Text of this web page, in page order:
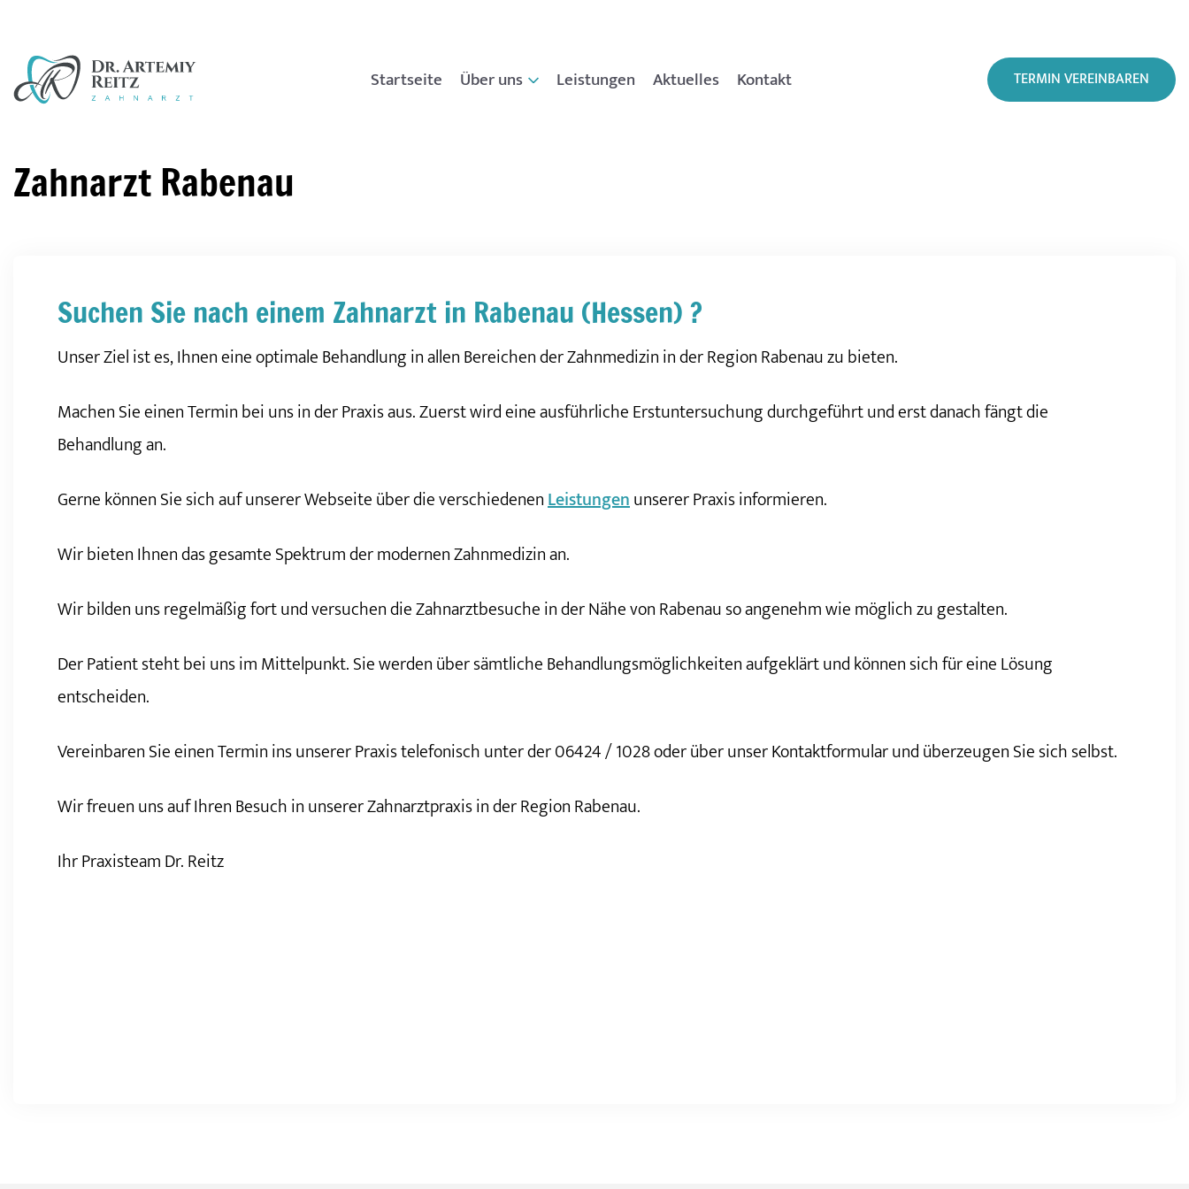
Startseite
Über uns
Leistungen
Aktuelles Kontakt TERMIN VEREINBAREN
Zahnarzt Rabenau
Suchen Sie nach einem Zahnarzt in Rabenau (Hessen) ?
Unser Ziel ist es, Ihnen eine optimale Behandlung in allen Bereichen der Zahnmedizin in der Region Rabenau zu bieten.
Machen Sie einen Termin bei uns in der Praxis aus. Zuerst wird eine ausführliche Erstuntersuchung durchgeführt und erst danach fängt die
Behandlung an.
Gerne können Sie sich auf unserer Webseite über die verschiedenenLeistungenunserer Praxis informieren.
Wir bieten Ihnen das gesamte Spektrum der modernen Zahnmedizin an.
Wir bilden uns regelmäßig fort und versuchen die Zahnarztbesuche in der Nähe von Rabenau so angenehm wie möglich zu gestalten.
Der Patient steht bei uns im Mittelpunkt. Sie werden über sämtliche Behandlungsmöglichkeiten aufgeklärt und können sich für eine Lösung
entscheiden.
Vereinbaren Sie einen Termin ins unserer Praxis telefonisch unter der 06424 / 1028 oder über unser Kontaktformular und überzeugen Sie sich selbst.
Wir freuen uns auf Ihren Besuch in unserer Zahnarztpraxis in der Region Rabenau.
Ihr Praxisteam Dr. Reitz